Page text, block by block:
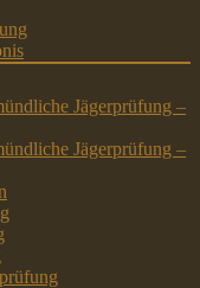
Jägerprüfung –
Jägerprüfung –